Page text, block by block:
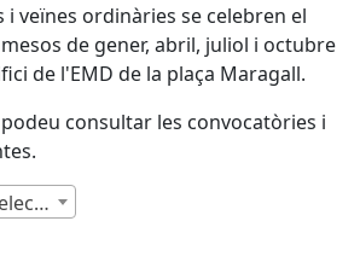
i veïnes ordinàries se celebren el
de gener, abril, juliol i octubre
de l'EMD de la plaça Maragall.
consultar les convocatòries i
Cap selecció